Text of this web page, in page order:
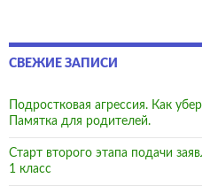
СВЕЖИЕ ЗАПИСИ
Подростковая агрессия. Как
Памятка для родителей.
Старт второго этапа подачи
1 класс